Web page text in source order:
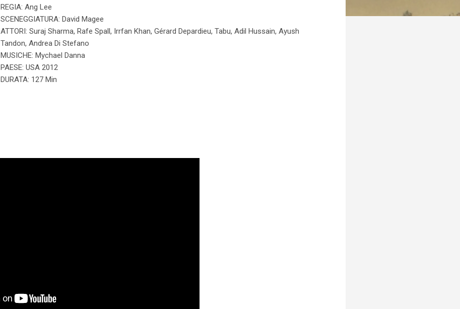
REGIA: Ang Lee
SCENEGGIATURA: David Magee
ATTORI: Suraj Sharma, Rafe Spall, Irrfan Khan, Gérard Depardieu, Tabu, Adil Hussain, Ayush
Tandon, Andrea Di Stefano
MUSICHE: Mychael Danna
PAESE: USA 2012
DURATA: 127 Min